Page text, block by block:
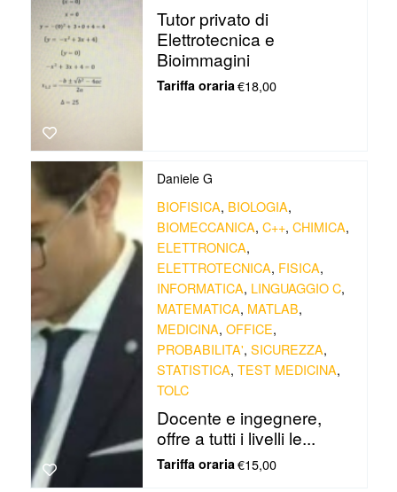
Tutor privato di
Elettrotecnica e
Bioimmagini
Tariffa oraria€18,00
Daniele G
BIOFISICA, BIOLOGIA,
BIOMECCANICA, C++, CHIMICA,
ELETTRONICA,
ELETTROTECNICA, FISICA,
INFORMATICA, LINGUAGGIO C,
MATEMATICA, MATLAB,
MEDICINA, OFFICE,
PROBABILITA', SICUREZZA,
STATISTICA, TEST MEDICINA,
TOLC
Docente e ingegnere,
offre a tutti i livelli le...
Tariffa oraria€15,00